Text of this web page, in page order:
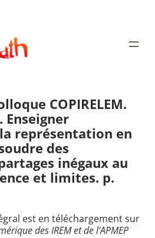
COPIRELEM.
Enseigner
représentation en
des
inégaux au
et limites. p.
est en téléchargement sur
des IREM et de l'APMEP